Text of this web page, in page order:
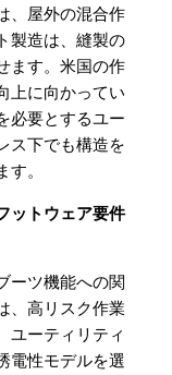
、屋外の混合作
製造は、縫製の
ます。米国の作
上に向かってい
必要とするユー
ス下でも構造を
。
ットウェア要件
ーツ機能への関
、高リスク作業
ユーティリティ
電性モデルを選